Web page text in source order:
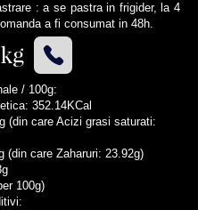
: a se pastra in frigider, la 4
a fi consumat in 48h.
/ 100g:
352.14KCal
(din care Acizi grasi saturati:
(din care Zaharuri: 23.92g)
100g)